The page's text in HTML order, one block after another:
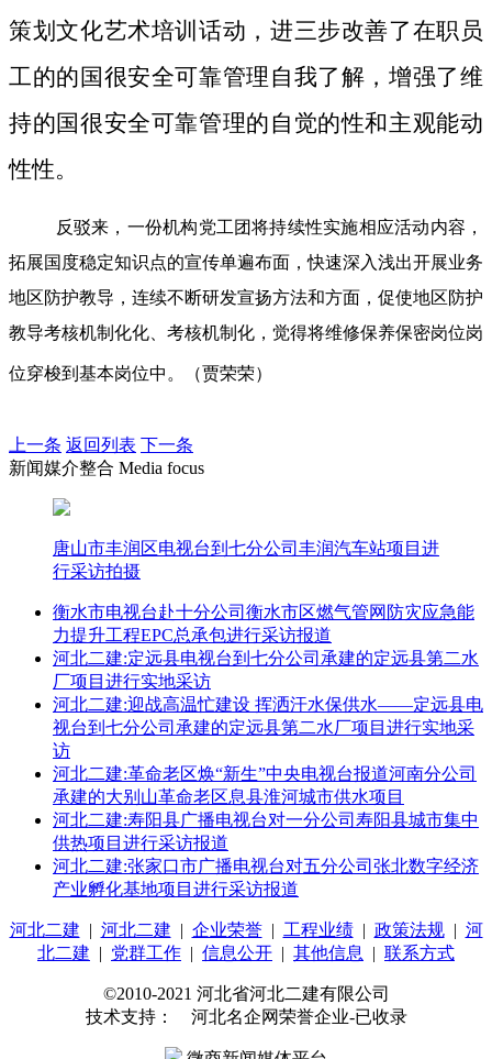
策划文化艺术培训话动，进三步改善了在职员
工的的国很安全可靠管理自我了解，增强了维
持的国很安全可靠管理的自觉的性和主观能动
性性。
反驳来，一份机构党工团将持续性实施相应活动内容，
拓展国度稳定知识点的宣传单遍布面，快速深入浅出开展业务
地区防护教导，连续不断研发宣扬方法和方面，促使地区防护
教导考核机制化化、考核机制化，觉得将维修保养保密岗位岗
位穿梭到基本岗位中。（贾荣荣）
上一条 返回列表 下一条
新闻媒介整合 Media focus
唐山市丰润区电视台到七分公司丰润汽车站项目进
行采访拍摄
衡水市电视台赴十分公司衡水市区燃气管网防灾应急能
力提升工程EPC总承包进行采访报道
河北二建:定远县电视台到七分公司承建的定远县第二水
厂项目进行实地采访
河北二建:迎战高温忙建设 挥洒汗水保供水——定远县电
视台到七分公司承建的定远县第二水厂项目进行实地采
访
河北二建:革命老区焕“新生”中央电视台报道河南分公司
承建的大别山革命老区息县淮河城市供水项目
河北二建:寿阳县广播电视台对一分公司寿阳县城市集中
供热项目进行采访报道
河北二建:张家口市广播电视台对五分公司张北数字经济
产业孵化基地项目进行采访报道
河北二建 | 河北二建 | 企业荣誉| 工程业绩| 政策法规| 河
北二建 | 党群工作 | 信息公开 | 其他信息 | 联系方式
©2010-2021 河北省河北二建有限公司
技术支持： 河北名企网荣誉企业-已收录